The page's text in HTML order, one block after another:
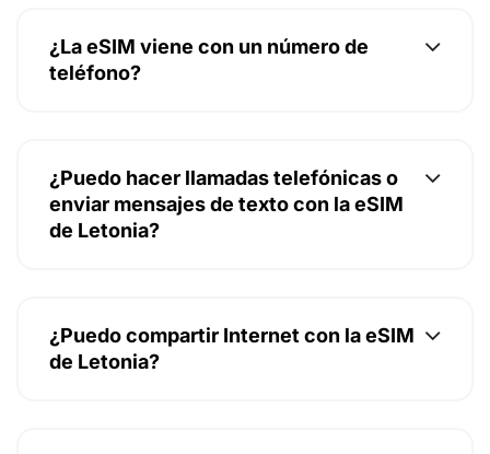
¿La eSIM viene con un número de
teléfono?
¿Puedo hacer llamadas telefónicas o
enviar mensajes de texto con la eSIM
de Letonia?
¿Puedo compartir Internet con la eSIM
de Letonia?